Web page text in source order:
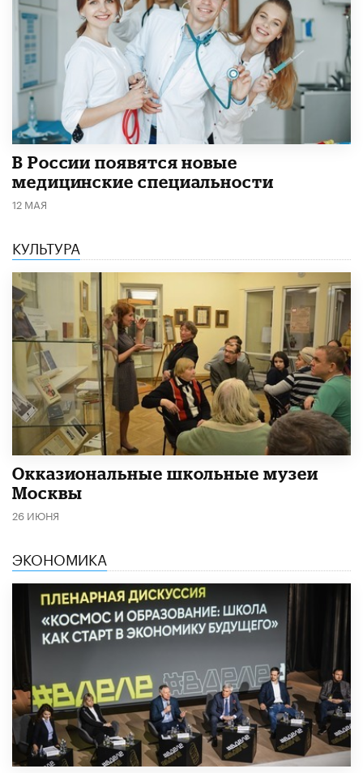
В России появятся новые
медицинские специальности
12 МАЯ
КУЛЬТУРА
​Окказиональные школьные музеи
Москвы
26 ИЮНЯ
ЭКОНОМИКА